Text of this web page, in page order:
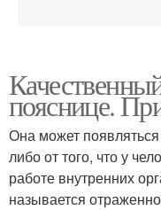
Сильные боли
Хронические боли
пояснице.
Она может
либо от того, что у
работе внутренних
называется